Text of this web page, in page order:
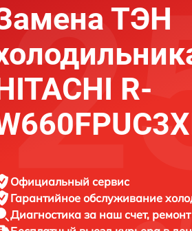
ТЭН
R-
Официальный сервис
Гарантийное обслуживание
Диагностика за наш счет,